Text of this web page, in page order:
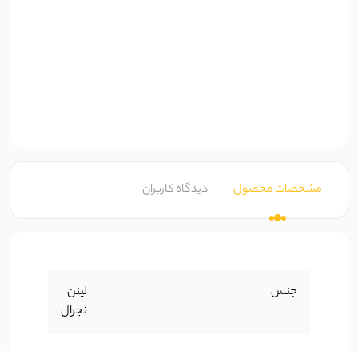
مشخصات محصول دیدگاه کاربران
جنس
لینن
نچرال